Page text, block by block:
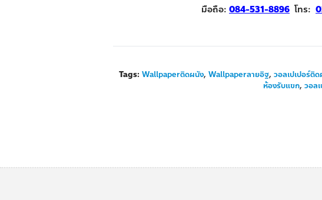
มือถือ: 084-531-8896 โทร:
Tags: Wallpaperติดผนัง, Wallpaperลายอิฐ, วอลเปเปอร์ติ
ห้องรับแขก, วอล